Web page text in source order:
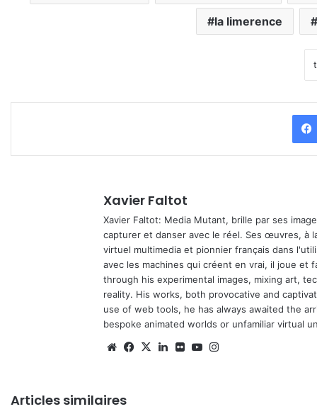
la limerence
Xavier Faltot
Xavier Faltot: Media Mutant, brille par ses
capturer et danser avec le réel. Ses œuvres, à
virtuel multimedia et pionnier français dans
avec les machines qui créent en vrai, il joue et
through his experimental images, mixing art,
reality. His works, both provocative and
use of web tools, he has always awaited the
bespoke animated worlds or unfamiliar virtual
WebsiteFacebook
X Linkedin
FlickrYouTube
Articles similaires